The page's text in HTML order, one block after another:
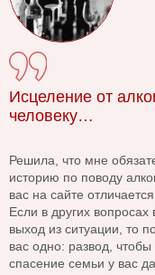
Исцеление от
человеку…
Решила, что мне
историю по поводу
вас на сайте
Если в других
выход из ситуации, то
вас одно: развод,
спасение семьи у вас